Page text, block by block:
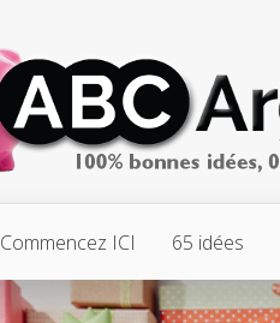
Commencez ICI 65 idées